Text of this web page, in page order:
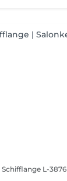
Schifflange L-3876